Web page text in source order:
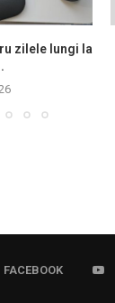
zilele lungi la
FACEBOOK